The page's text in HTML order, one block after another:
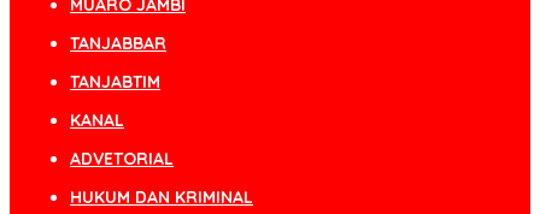
MUARO JAMBI
TANJABBAR
TANJABTIM
KANAL
ADVETORIAL
HUKUM DAN KRIMINAL